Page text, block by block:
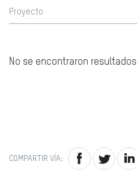
Proyecto
No se encontraron resultados
COMPARTIR VÍA: